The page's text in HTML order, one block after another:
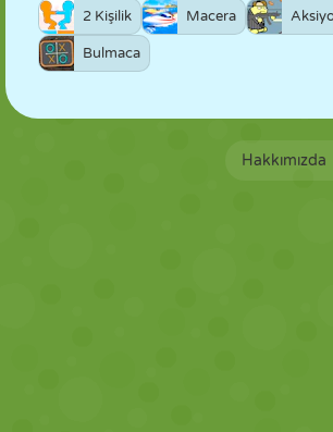
2 Kişilik Macera
Bulmaca
Hakkımızda